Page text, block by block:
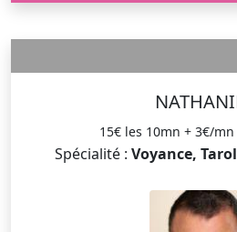
15€ les 10mn + 3€/
Spécialité : Voyance,